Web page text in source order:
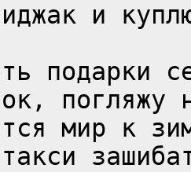
и
подарки
погляжу
мир к